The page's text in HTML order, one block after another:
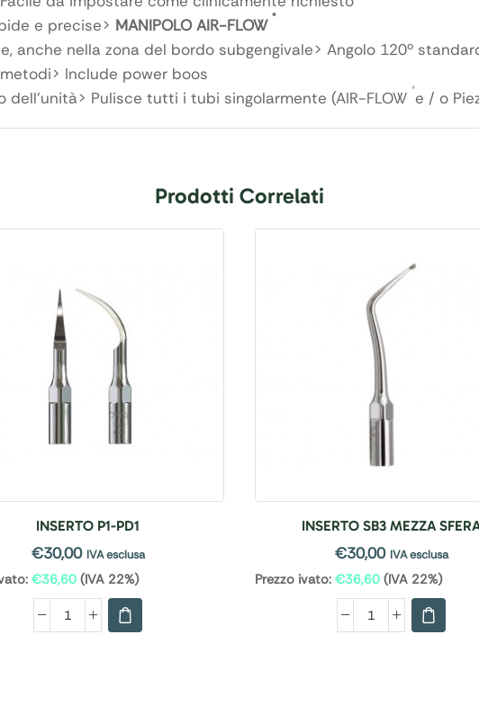
e precise> MANIPOLOAIR-FLOW ®
anche nella zona del bordo subgengivale> Angolo 120º
Include power boos
dell’unità> Pulisce tutti i tubi singolarmente (AIR-FLOW ®e / o
Prodotti Correlati
INSERTO P1-PD1
€30,00 IVA esclusa
€36,60 (IVA 22%)
INSERTO SB3 MEZZA
€30,00 IVA esclusa
Prezzo ivato: €36,60 (IVA 22%)